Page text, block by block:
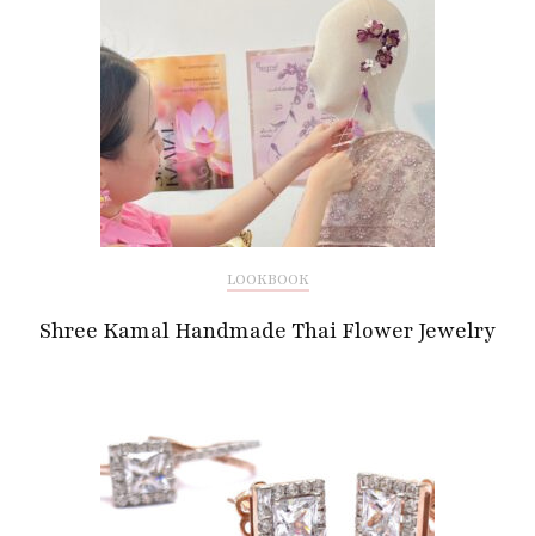
LOOKBOOK
Shree Kamal Handmade Thai Flower Jewelry